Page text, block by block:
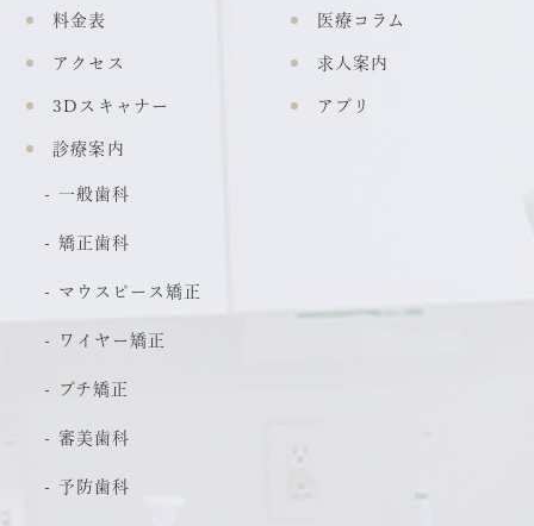
料金表 医療コラム
アクセス 求人案内
3Dスキャナー アプリ
診療案内
一般歯科
矯正歯科
マウスピース矯正
ワイヤー矯正
プチ矯正
審美歯科
予防歯科